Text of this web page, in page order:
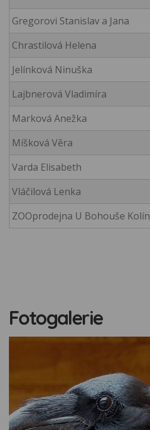
Gregorovi Stanislav a Jana
Chrastilová Helena
Jelínková Ninuška
Lajbnerová Vladimíra
Marková Anežka
Míšková Věra
Varda Elisabeth
Vláčilová Lenka
ZOOprodejna U Bohouše Kolín
Fotogalerie